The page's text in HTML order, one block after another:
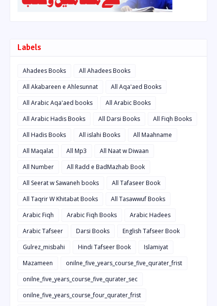
Labels
Ahadees Books
All Ahadees Books
All Akabareen e Ahlesunnat
All Aqa'aed Books
All Arabic Aqa'aed books
All Arabic Books
All Arabic Hadis Books
All Darsi Books
All Fiqh Books
All Hadis Books
All islahi Books
All Maahname
All Maqalat
All Mp3
All Naat w Diwaan
All Number
All Radd e BadMazhab Book
All Seerat w Sawaneh books
All Tafaseer Book
All Taqrir W Khitabat Books
All Tasawwuf Books
Arabic Fiqh
Arabic Fiqh Books
Arabic Hadees
Arabic Tafseer
Darsi Books
English Tafseer Book
Gulrez_misbahi
Hindi Tafseer Book
Islamiyat
Mazameen
onilne_five_years_course_five_qurater_frist
onilne_five_years_course_five_qurater_sec
onilne_five_years_course_four_qurater_frist